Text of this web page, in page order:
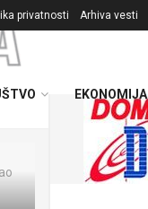
privatnosti Arhiva vesti
EKONOMIJA